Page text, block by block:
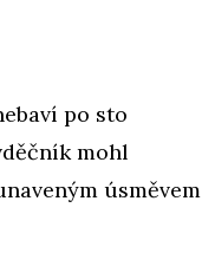
po sto
mohl
úsměvem